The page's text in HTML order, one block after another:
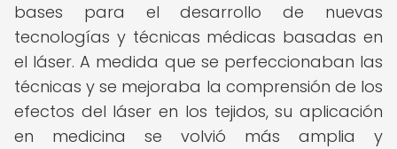
bases para el desarrollo de nuevas
tecnologías y técnicas médicas basadas en
el láser. A medida que se perfeccionaban las
técnicas y se mejoraba la comprensión de los
efectos del láser en los tejidos, su aplicación
en medicina se volvió más amplia y